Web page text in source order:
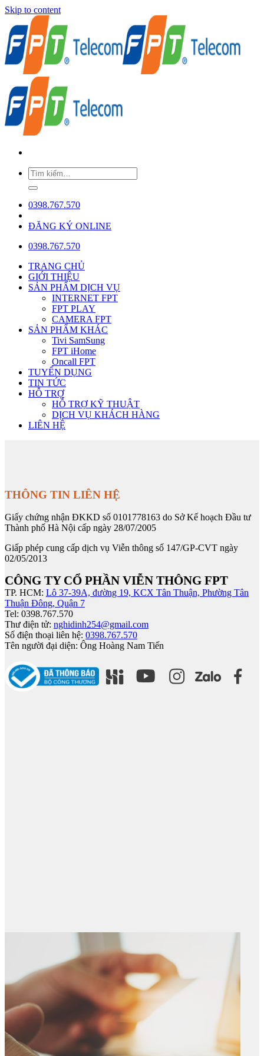
Skip to content
0398.767.570
ĐĂNG KÝ ONLINE
0398.767.570
TRANG CHỦ
GIỚI THIỆU
SẢN PHẨM DỊCH VỤ
INTERNET FPT
FPT PLAY
CAMERA FPT
SẢN PHẨM KHÁC
Tivi SamSung
FPT iHome
Oncall FPT
TUYỂN DỤNG
TIN TỨC
HỖ TRỢ
HỖ TRỢ KỸ THUẬT
DỊCH VỤ KHÁCH HÀNG
LIÊN HỆ
THÔNG TIN LIÊN HỆ
Giấy chứng nhận ĐKKD số 0101778163 do Sở Kế hoạch Đầu tư
Thành phố Hà Nội cấp ngày 28/07/2005
Giấp phép cung cấp dịch vụ Viễn thông số 147/GP-CVT ngày
02/05/2013
CÔNG TY CỔ PHẦN VIỄN THÔNG FPT
TP. HCM: Lô 37-39A, đường 19, KCX Tân Thuận, Phường Tân
Thuận Đông, Quận 7
Tel: 0398.767.570
Thư điện tử: nghidinh254@gmail.com
Số điện thoại liên hệ: 0398.767.570
Tên người đại diện: Ông Hoàng Nam Tiến